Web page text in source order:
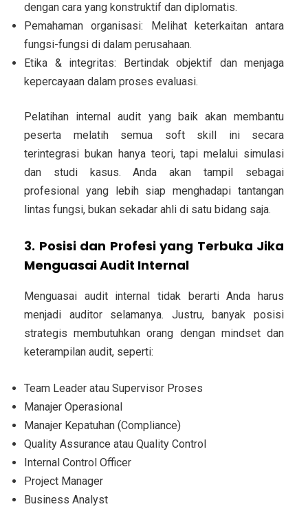
dengan cara yang konstruktif dan diplomatis.
Pemahaman organisasi: Melihat keterkaitan antara
fungsi-fungsi di dalam perusahaan.
Etika & integritas: Bertindak objektif dan menjaga
kepercayaan dalam proses evaluasi.
Pelatihan internal audit yang baik akan membantu
peserta melatih semua soft skill ini secara
terintegrasi bukan hanya teori, tapi melalui simulasi
dan studi kasus. Anda akan tampil sebagai
profesional yang lebih siap menghadapi tantangan
lintas fungsi, bukan sekadar ahli di satu bidang saja.
3. Posisi dan Profesi yang Terbuka Jika
Menguasai Audit Internal
Menguasai audit internal tidak berarti Anda harus
menjadi auditor selamanya. Justru, banyak posisi
strategis membutuhkan orang dengan mindset dan
keterampilan audit, seperti:
Team Leader atau Supervisor Proses
Manajer Operasional
Manajer Kepatuhan (Compliance)
Quality Assurance atau Quality Control
Internal Control Officer
Project Manager
Business Analyst